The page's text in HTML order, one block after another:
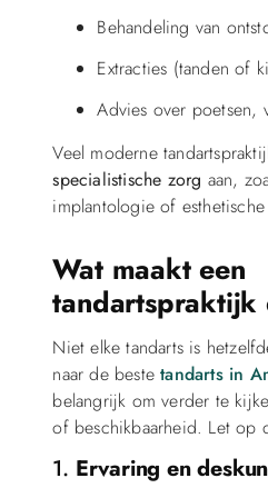
Behandeling van
Extracties (tanden of
Advies over poetsen,
Veel moderne
specialistische zorg aan,
implantologie of
Wat maakt een
tandartspraktijk
Niet elke tandarts is
naar de bestetandarts in
belangrijk om verder te
of beschikbaarheid. Let op
1. Ervaring en